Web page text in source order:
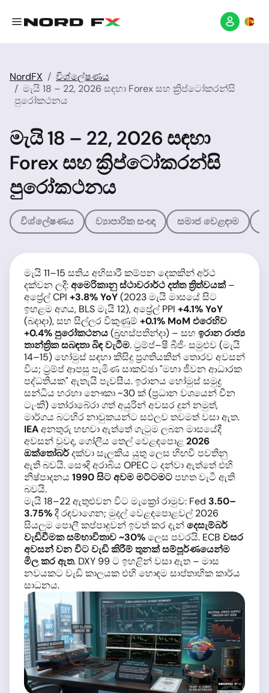
NordFX
විශ්ලේෂණය
මැයි 18 – 22, 2026 සඳහා Forex සහ ක්‍රිප්ටෝකරන්සි
පුරෝකථනය
මැයි 18 – 22, 2026 සඳහා
Forex සහ ක්‍රිප්ටෝකරන්සි
පුරෝකථනය
විශ්ලේෂණය ව්‍යාපාරික සංඥා සමාජ වෙළඳාම
මැයි 11–15 සතිය අභිසාරී කම්පන දෙකකින් අර්ථ
දක්වන ලදී:අමෙරිකානු ස්ථාවරාර්ථ දත්ත ත්‍රිත්වයක්–
අප්‍රේල් CPI +3.8% YoY(2023 මැයි මාසයේ සිට
ඉහළම අගය, BLS මැයි 12), අප්‍රේල් PPI +4.1% YoY
(බදාදා), සහ සිල්ලර විකුණුම් +0.1% MoM එරෙහිව
+0.4% පුරෝකථනය(බ්‍රහස්පතින්දා) – සහ ඉරාන රාජ්‍ය
තාන්ත්‍රික සබඳතා බිඳ වැටීම. ට්‍රම්ප්–ෂී බීජිං සමුළුව (මැයි
14–15) හෝමුස් සඳහා කිසිදු ප්‍රගතියකින් තොරව අවසන්
විය; ට්‍රම්ප් ආපසු පැමිණ සාකච්ඡා "මහා ජීවන ආධාරක
පද්ධතියක" ඇතැයි පැවසීය. ඉරානය හෝමුස් සමුද්‍ර
සන්ධිය හරහා නෞකා ~30 ක් (ප්‍රධාන වශයෙන් චීන
ටැංකි) තෝරාබේරා ගත් අයුරින් අවසර දුන් නමුත්,
මාර්ගය බටහිර නාවුකයන්ට සඵලව තවමත් වසා ඇත.
IEAඅනතුරු හඟවා ඇත්තේ ගැටුම ලබන මාසයේදී
අවසන් වුවද, ගෝලීය තෙල් වෙළඳපොළ2026
ඔක්තෝබර්දක්වා සැලකිය යුතු ලෙස හිඟවී පවතිනු
ඇති බවයි. සෞදි අරාබිය OPEC ට දන්වා ඇත්තේ එහි
නිෂ්පාදනය 1990 සිට අවම මට්ටමටපහත වැටී ඇති
බවයි.
මැයි 18–22 ඇතුළුවන විට මැක්‍රෝ රාමුව: Fed 3.50–
3.75%දී රඳවාගෙන; මුදල් වෙළඳපොළවල් 2026
සියලුම පොලී කප්පාදුවන් ඉවත් කර දැන්දෙසැම්බර්
වැඩිවීමක සම්භාවිතාව ~30%ලෙස පවරයි. ECB වසර
අවසන් වන විට වැඩි කිරීම් තුනක් සම්පූර්ණයෙන්ම
මිල කර ඇත. DXY 99 ට ඉහළින් වසා ඇත – මාස
නවයකට වැඩි කාලයක එහි හොඳම සාප්තාහික කාර්ය
සාධනය.